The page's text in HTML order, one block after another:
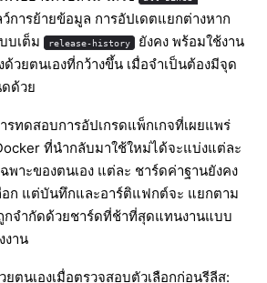
การย้ายข้อมูล การอัปเดตแยกต่างหาก
บเต็ม
release-history ยังคง พร้อมใช้งาน
วยตนเองที่กว้างขึ้น เมื่อจำเป็นต้องมีจุด
ด้วย
รทดสอบการอัปเกรดแพ็กเกจที่เผยแพร่
ที่นำกลับมาใช้ใหม่ได้จะแบ่งแต่ละ
พาะของตนเอง แต่ละ ชาร์ดค่าฐานยังคง
ก แต่บันทึกและอาร์ติแฟกต์จะ แยกตาม
กจำกัดด้วยชาร์ดที่ช้าที่สุดแทนงานแบบ
งาน
ตนเองเมื่อตรวจสอบตัวเลือกก่อนรีลีส: